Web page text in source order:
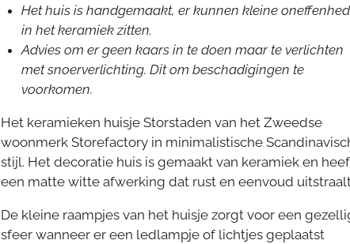
Het huis is handgemaakt, er kunnen kleine
in het keramiek zitten.
Advies om er geen kaars in te doen maar te verlichten
met snoerverlichting. Dit om beschadigingen te
voorkomen.
Het keramieken huisje Storstaden van het Zweedse
woonmerk Storefactory in minimalistische
stijl. Het decoratie huis is gemaakt van keramiek en
een matte witte afwerking dat rust en eenvoud
De kleine raampjes van het huisje zorgt voor een
sfeer wanneer er een ledlampje of lichtjes geplaatst